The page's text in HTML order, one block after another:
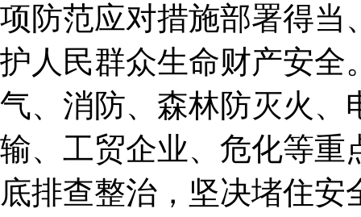
项防范应对措施部署得当
护人民群众生命财产安全
气、消防、森林防灭火、
输、工贸企业、危化等重
底排查整治，坚决堵住